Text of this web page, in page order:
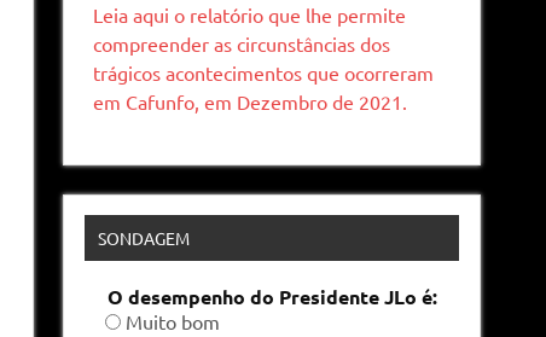
Leia aqui o relatório que lhe permite
compreender as circunstâncias dos
trágicos acontecimentos que ocorreram
em Cafunfo, em Dezembro de 2021.
SONDAGEM
O desempenho do Presidente JLo é:
Muito bom